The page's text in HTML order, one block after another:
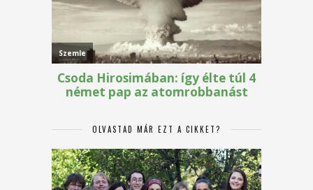
OLVASTAD MÁR EZT A CIKKET?